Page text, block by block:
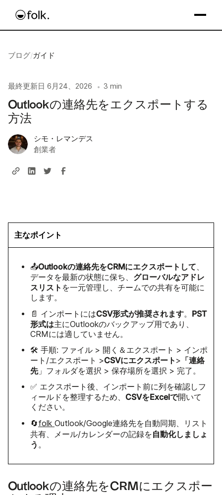
ブログ/ガイド
最終更新日 6月24、2026 • 3 min
Outlookの連絡先をエクスポートする
方法
シモ・レマンデス
創業者
主なポイント
📤Outlookの連絡先をCRMにエクスポートして
データを最新の状態に保ち、 グローバルなアドレ
スリスト を一元管理し、チームでの共有を可能に
します。
📄 インポートにはCSV形式が推奨されます。 PST
形式は主にOutlookのバックアップ用であり、
CRMには適していません。
🛠️ 手順: ファイル > 開く＆エクスポート > インポ
ート/エクスポート >CSVにエクスポート > 「連絡
先」フォルダを選択 > 保存場所を選択 > 完了。
✅ エクスポート後、インポート前に列を確認しフ
ィールドを整理するため、 CSVをExcelで開いて
ください。
🔄folk Outlook/Google連絡先を自動同期、リスト
共有、メール/カレンダーの記録を自動化しましょ
う 。
Outlookの連絡先をCRMにエクスポー